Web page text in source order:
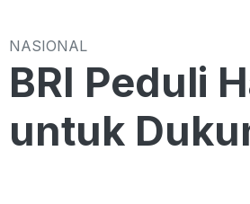
NASIONAL
BRI Peduli
untuk